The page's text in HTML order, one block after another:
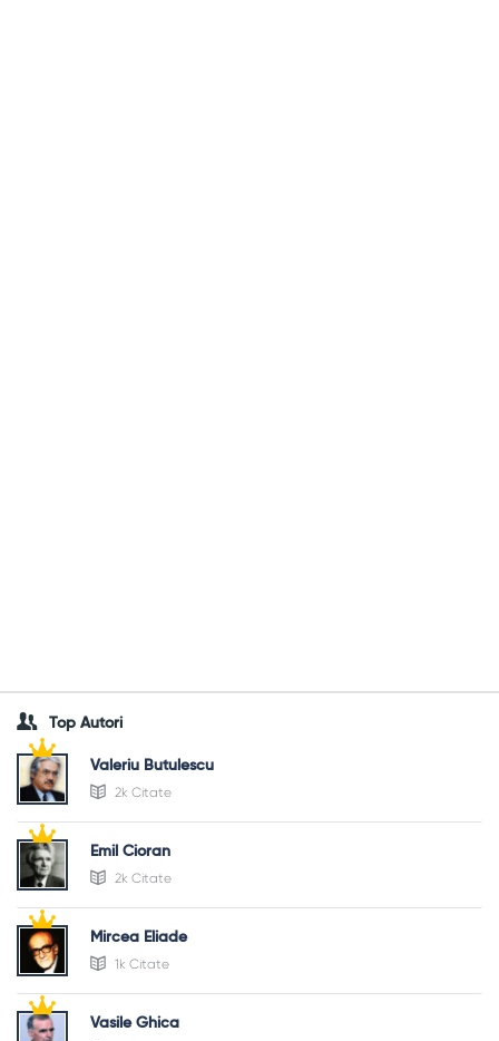
Top Autori
Valeriu Butulescu
2k Citate
Emil Cioran
2k Citate
Mircea Eliade
1k Citate
Vasile Ghica